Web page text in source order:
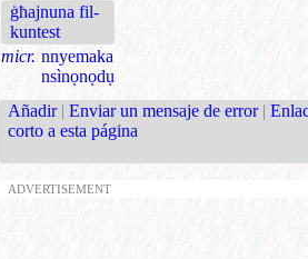
ġħajnuna fil-
kuntest
micr. nnyemaka
nsìnọnọdụ
Añadir | Enviar un mensaje de error |
corto a esta página
ADVERTISEMENT